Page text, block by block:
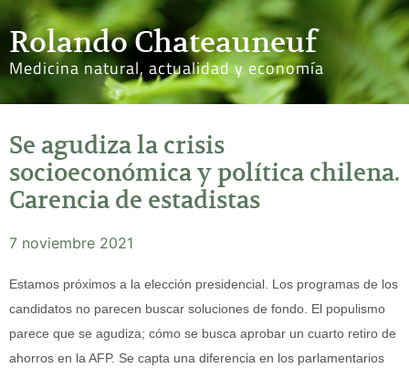
Rolando Chateauneuf
Medicina natural, actualidad y economía
Se agudiza la crisis
socioeconómica y política chilena.
Carencia de estadistas
7 noviembre 2021
Estamos próximos a la elección presidencial. Los programas de los
candidatos no parecen buscar soluciones de fondo. El populismo
parece que se agudiza; cómo se busca aprobar un cuarto retiro de
ahorros en la AFP. Se capta una diferencia en los parlamentarios